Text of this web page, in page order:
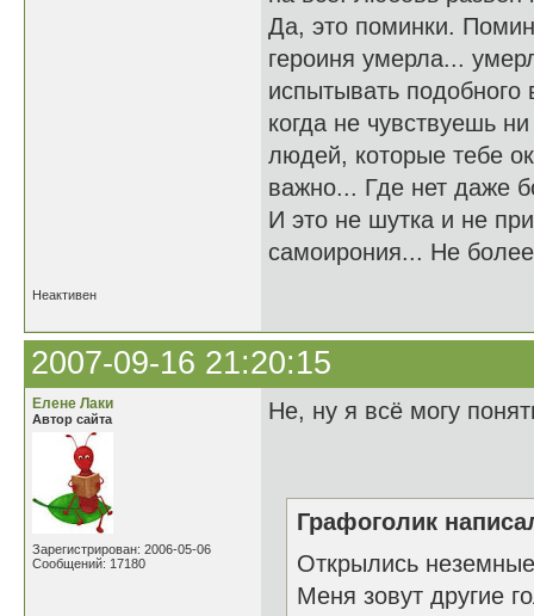
Да, это поминки.
героиня умерла...
испытывать
когда не чувствуешь
людей, которые тебе
важно... Где нет даже
И это не шутка и не
самоирония... Не
Неактивен
2007-09-16 21:20:15
Елене Лаки
Автор сайта
Зарегистрирован: 2006-05-06
Сообщений: 17180
Не, ну я всё могу
Графоголик
Открылись
Меня зовут другие